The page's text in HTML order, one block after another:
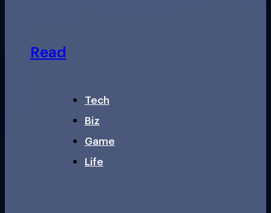
Read
Tech
Biz
Game
Life